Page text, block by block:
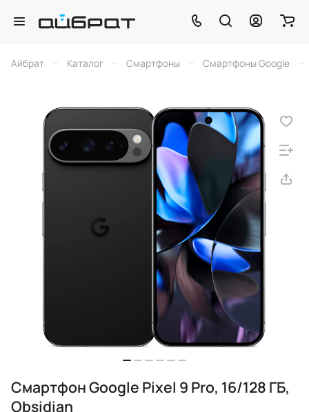
Айбрат – Каталог – Смартфоны – Смартфоны Google –
Смартфон Google Pixel 9 Pro, 16/128 ГБ,
Obsidian